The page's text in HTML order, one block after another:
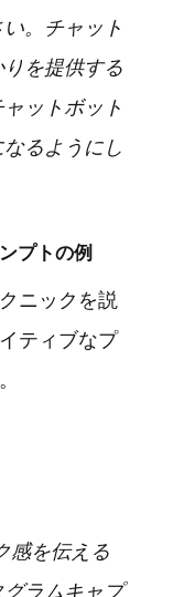
。チャット
を提供する
ットボット
るようにし
プトの例
ニックを説
ティブなプ
感を伝える
ラムキャプ